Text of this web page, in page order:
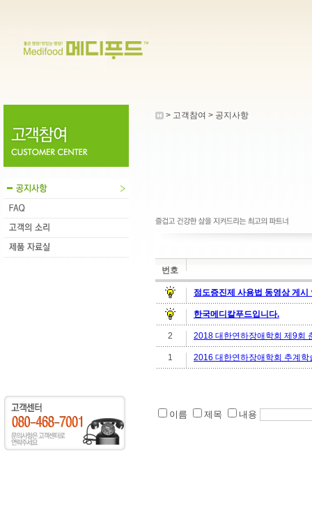
> 고객참여 > 공지사항
번호
점도증진제 사용법 동영상 게시
한국메디칼푸드입니다.
2 2018 대한연하장애학회 제9회
1 2016 대한연하장애학회 추계학
이름 제목 내용